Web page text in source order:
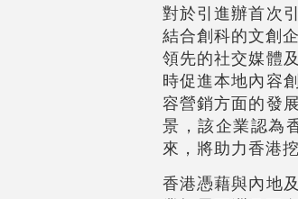
對於引進辦首次
結合創科的文創
領先的社交媒體
時促進本地內容
容營銷方面的發
景，該企業認為
來，將助力香港
香港憑藉與內地